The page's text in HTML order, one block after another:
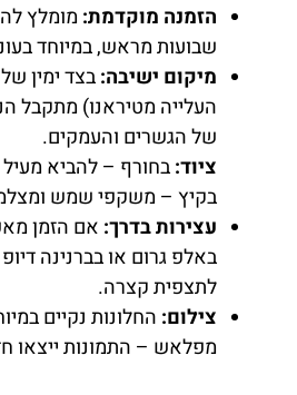
הזמנה מוקדמת: מומלץ
שבועות מראש, במיוחד
מיקום ישיבה:בצד ימין
העלייה מטיראנו) מתקבל
של הגשרים והעמקים.
ציוד:בחורף – להביא
בקיץ – משקפי שמש
עצירות בדרך: אם הזמן
באלפ גרום או בברנינה
לתצפית קצרה.
צילום: החלונות נקיים
מפלאש – התמונות ייצאו